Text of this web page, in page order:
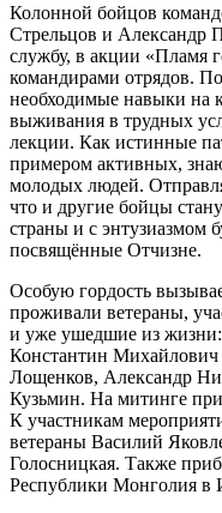
Колонной бойцов
Стрельцов и Александр
службу, в акции «Пламя
командирами отрядов.
необходимые навыки на
выживания в трудных
лекции. Как истинные
примером активных,
молодых людей.
что и другие бойцы
страны и с энтузиазмом
посвящённые Отчизне.
Особую гордость
проживали ветераны,
и уже ушедшие из
Константин
Лощенков, Александр
Кузьмин. На митинге
К участникам
ветераны Василий
Голосницкая. Также
Республики Монголия в